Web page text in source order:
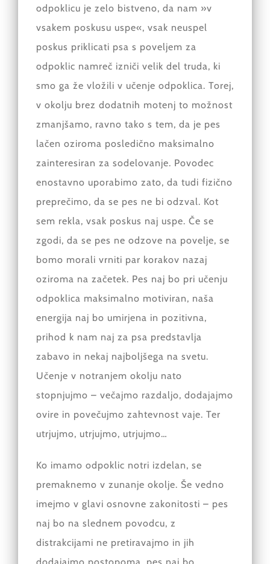
odpoklicu je zelo bistveno, da nam »v
vsakem poskusu uspe«, vsak neuspel
poskus priklicati psa s poveljem za
odpoklic namreč izniči velik del truda, ki
smo ga že vložili v učenje odpoklica. Torej,
v okolju brez dodatnih motenj to možnost
zmanjšamo, ravno tako s tem, da je pes
lačen oziroma posledično maksimalno
zainteresiran za sodelovanje. Povodec
enostavno uporabimo zato, da tudi fizično
preprečimo, da se pes ne bi odzval. Kot
sem rekla, vsak poskus naj uspe. Če se
zgodi, da se pes ne odzove na povelje, se
bomo morali vrniti par korakov nazaj
oziroma na začetek. Pes naj bo pri učenju
odpoklica maksimalno motiviran, naša
energija naj bo umirjena in pozitivna,
prihod k nam naj za psa predstavlja
zabavo in nekaj najboljšega na svetu.
Učenje v notranjem okolju nato
stopnjujmo – večajmo razdaljo, dodajajmo
ovire in povečujmo zahtevnost vaje. Ter
utrjujmo, utrjujmo, utrjujmo…
Ko imamo odpoklic notri izdelan, se
premaknemo v zunanje okolje. Še vedno
imejmo v glavi osnovne zakonitosti – pes
naj bo na slednem povodcu, z
distrakcijami ne pretiravajmo in jih